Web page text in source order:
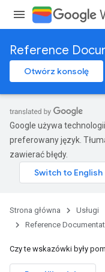
Reference
Otwórz konsolę
Google używa
preferowany język.
zawierać błędy.
Strona główna Usługi
Reference
Czy te wskazówki były